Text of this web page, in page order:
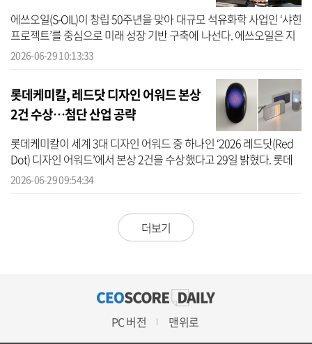
에쓰오일(S-OIL)이 창립 50주년을 맞아 대규모 석유화학 사업인 ‘샤힌
프로젝트’를 중심으로 미래 성장 기반 구축에 나선다. 에쓰오일은 지
난 28일 창립 50주년을 맞았다고 29일 밝혔다. 안와르 알 히즈아지
2026-06-29 10:13:33
롯데케미칼, 레드닷 디자인 어워드 본상
2건 수상…첨단 산업 공략
롯데케미칼이 세계 3대 디자인 어워드 중 하나인 ‘2026 레드닷(Red
Dot) 디자인 어워드’에서 본상 2건을 수상했다고 29일 밝혔다. 롯데
케미칼은 ‘레드닷 디자인 어워드’는 1955년 독일에서 창설된 세계적
2026-06-29 09:54:34
더보기
PC 버전 맨위로